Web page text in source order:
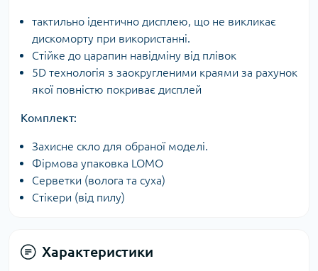
тактильно ідентично дисплею, що не викликає
дискоморту при використанні.
Стійке до царапин навідміну від плівок
5D технологія з заокругленими краями за рахунок
якої повністю покриває дисплей
Комплект:
Захисне скло для обраної моделі.
Фірмова упаковка LOMO
Серветки (волога та суха)
Стікери (від пилу)
Характеристики